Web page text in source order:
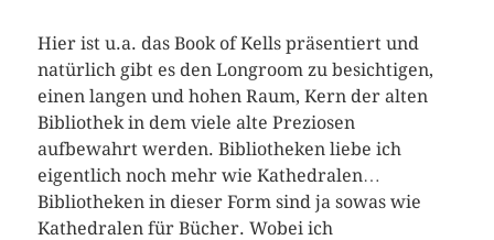
Hier ist u.a. das Book of Kells präsentiert und
natürlich gibt es den Longroom zu besichtigen,
einen langen und hohen Raum, Kern der alten
Bibliothek in dem viele alte Preziosen
aufbewahrt werden. Bibliotheken liebe ich
eigentlich noch mehr wie Kathedralen…
Bibliotheken in dieser Form sind ja sowas wie
Kathedralen für Bücher. Wobei ich